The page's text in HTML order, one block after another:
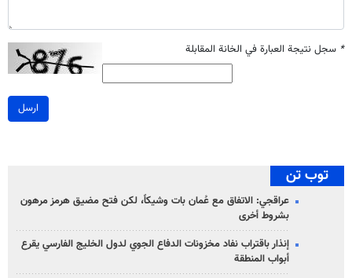
* سجل نتيجة العبارة في الخانة المقابلة
ارسل
توب تن
عراقجي: الاتفاق مع عُمان بات وشيكاً، لكن فتح مضيق هرمز مرهون
بشروط أخرى
إنذار باقتراب نفاد مخزونات الدفاع الجوي لدول الخليج الفارسي يقرع
أبواب المنطقة